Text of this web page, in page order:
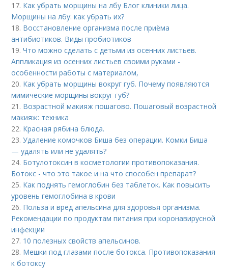
17. Как убрать морщины на лбу Блог клиники лица.
Морщины на лбу: как убрать их?
18. Восстановление организма после приёма
антибиотиков. Виды пробиотиков
19.Что можно сделать с детьми из осенних листьев.
Аппликация из осенних листьев своими руками -
особенности работы с материалом,
20. Как убрать морщины вокруг губ. Почему появляются
мимические морщины вокруг губ?
21. Возрастной макияж пошагово. Пошаговый возрастной
макияж: техника
22. Красная рябина блюда.
23.Удаление комочков Биша без операции. Комки Биша
— удалять или не удалять?
24. Ботулотоксин в косметологии противопоказания.
Ботокс - что это такое и на что способен препарат?
25. Как поднять гемоглобин без таблеток. Как повысить
уровень гемоглобина в крови
26. Польза и вред апельсина для здоровья организма.
Рекомендации по продуктам питания при коронавирусной
инфекции
27. 10 полезных свойств апельсинов.
28. Мешки под глазами после ботокса. Противопоказания
к ботоксу